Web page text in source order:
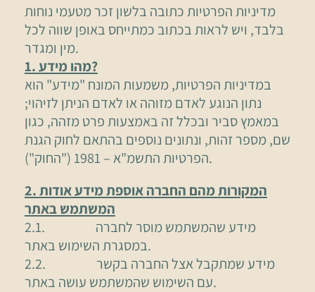
מדיניות הפרטיות כתובה בלשון זכר מטעמי נוחות
בלבד, ויש לראות בכתוב כמתייחס באופן שווה לכל
מין ומגדר.
1. מהו מידע?
במדיניות הפרטיות, משמעות המונח "מידע" הוא
נתון הנוגע לאדם מזוהה או לאדם הניתן לזיהוי;
במאמץ סביר ובכלל זה באמצעות פרט מזהה, כגון
שם, מספר זהות, ונתונים נוספים בהתאם לחוק הגנת
הפרטיות התשמ"א – 1981 ("החוק").
2.
המקורות מהם החברהאוספת מידע אודות
המשתמש באתר
2.1. מידע שהמשתמש מוסר לחברה
במסגרת השימוש באתר.
2.2. מידע שמתקבל אצל החברה בקשר
עם השימוש שהמשתמש עושה באתר.